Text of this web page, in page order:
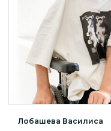
Лобашева Василиса